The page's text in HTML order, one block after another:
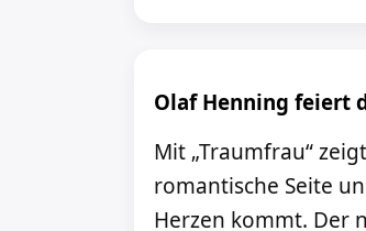
Olaf Henning feiert
Mit „Traumfrau“
romantische Seite
Herzen kommt. Der